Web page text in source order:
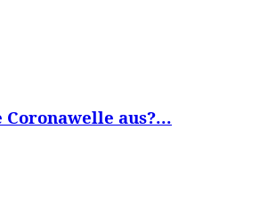
Coronawelle aus?...